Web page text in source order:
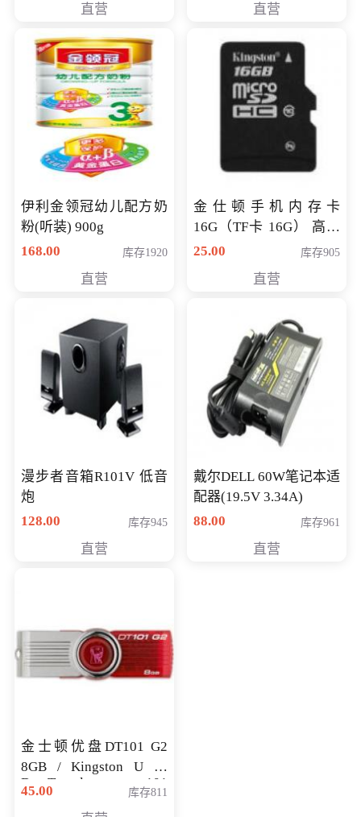
直营 直营
伊利金领冠幼儿配方奶
粉(听装) 900g
168.00
库存1920
直营
金仕顿手机内存卡
16G（TF卡 16G） 高速
卡 CLASS 10
25.00 库存905
直营
漫步者音箱R101V 低音
炮
128.00
库存945
直营
戴尔DELL 60W笔记本适
配器(19.5V 3.34A)
88.00
库存961
直营
金士顿优盘DT101 G2
8GB / Kingston U 盘
DataTraveler 101
Generati
45.00 库存811